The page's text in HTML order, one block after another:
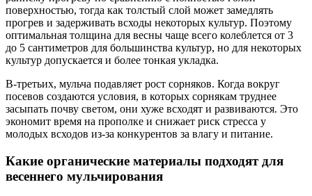
поверхностью, тогда как толстый слой может замедлять
прогрев и задерживать всходы некоторых культур. Поэтому
оптимальная толщина для весны чаще всего колеблется от 3
до 5 сантиметров для большинства культур, но для некоторых
культур допускается и более тонкая укладка.
В-третьих, мульча подавляет рост сорняков. Когда вокруг
посевов создаются условия, в которых сорнякам труднее
засыпать почву светом, они хуже всходят и развиваются. Это
экономит время на прополке и снижает риск стресса у
молодых всходов из-за конкурентов за влагу и питание.
Какие органические материалы подходят для
весеннего мульчирования